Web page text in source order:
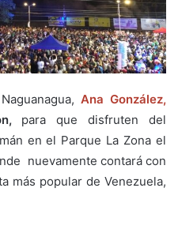
Ana González,
para que disfruten del
en el Parque La Zona el
nuevamente contará con
más popular de Venezuela,